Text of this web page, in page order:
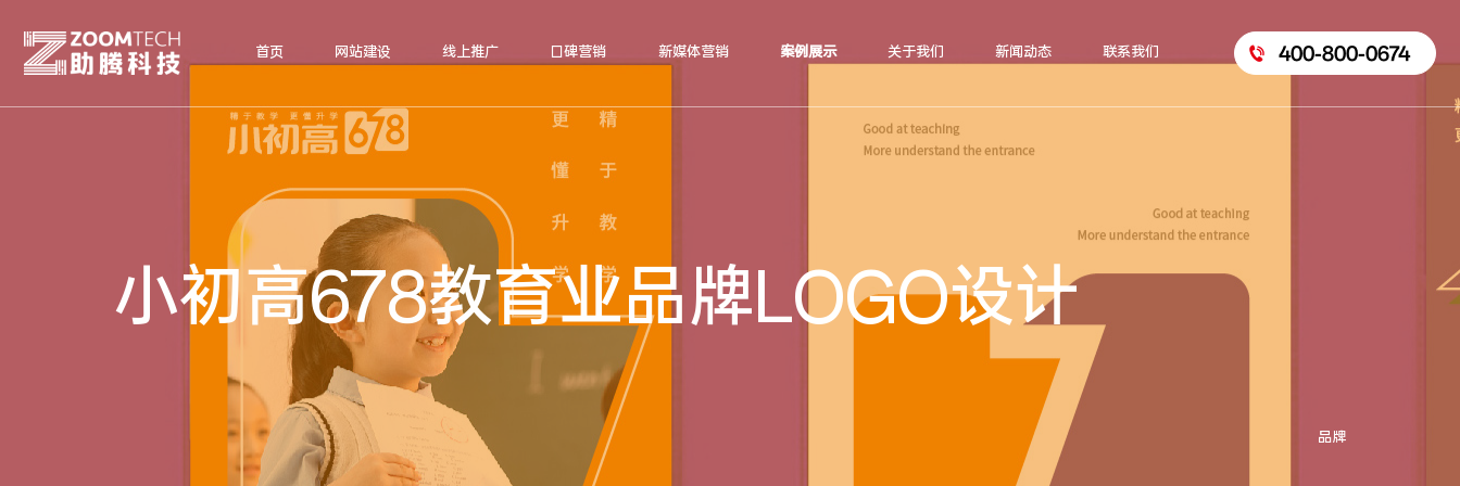
首页 网站建设 线上推广 口碑营销 新媒体营销 案例展示 关于我们 新闻动态 联系我们 400-800-0674
小初高678教育业品牌LOGO设计
品牌